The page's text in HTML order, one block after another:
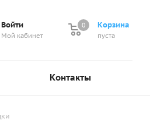
Корзина
0
пуста
0
Войти
Мой кабинет
Контакты